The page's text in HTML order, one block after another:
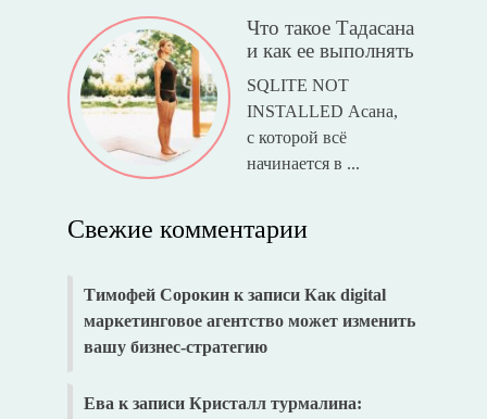
Что такое Тадасана
и как ее выполнять
SQLITE NOT
INSTALLED Асана,
с которой всё
начинается в ...
Свежие комментарии
Тимофей Сорокинк записи Как digital
маркетинговое агентство может изменить
вашу бизнес-стратегию
Ева к записи Кристалл турмалина: